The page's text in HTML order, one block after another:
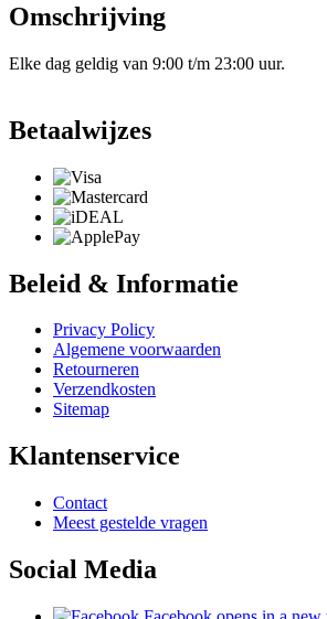
Omschrijving
Elke dag geldig van 9:00 t/m 23:00 uur.
Betaalwijzes
Beleid & Informatie
Privacy Policy
Algemene voorwaarden
Retourneren
Verzendkosten
Sitemap
Klantenservice
Contact
Meest gestelde vragen
Social Media